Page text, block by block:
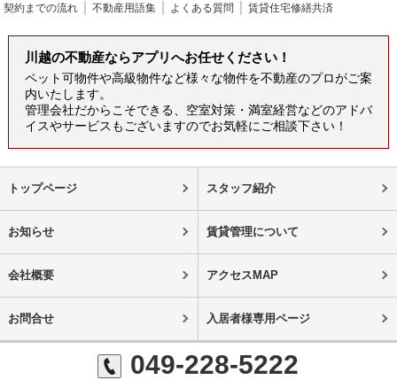
契約までの流れ 不動産用語集 よくある質問 賃貸住宅修繕共済
川越の不動産ならアプリへお任せください！
ペット可物件や高級物件など様々な物件を不動産のプロがご案
内いたします。
管理会社だからこそできる、空室対策・満室経営などのアドバ
イスやサービスもございますのでお気軽にご相談下さい！
トップページ スタッフ紹介
お知らせ 賃貸管理について
会社概要 アクセスMAP
お問合せ 入居者様専用ページ
049-228-5222